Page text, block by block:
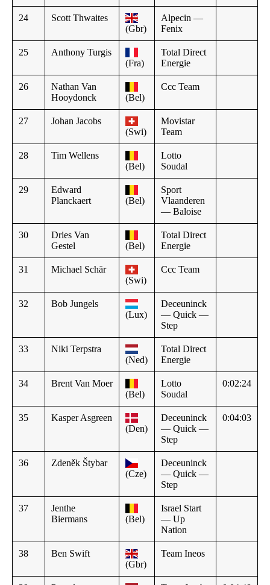
24
Scott Thwaites
(Gbr)
Alpecin —
Fenix
25
Anthony Turgis
(Fra)
Total Direct
Energie
26
Nathan Van
Hooydonck
(Bel)
Ccc Team
27
Johan Jacobs
(Swi)
Movistar
Team
28
Tim Wellens
(Bel)
Lotto
Soudal
29
Edward
Planckaert
(Bel)
Sport
Vlaanderen
— Baloise
30
Dries Van
Gestel
(Bel)
Total Direct
Energie
31
Michael Schär
(Swi)
Ccc Team
32
Bob Jungels
(Lux)
Deceuninck
— Quick —
Step
33
Niki Terpstra
(Ned)
Total Direct
Energie
34
Brent Van Moer
(Bel)
Lotto
Soudal
0:02:24
35
Kasper Asgreen
(Den)
Deceuninck
— Quick —
Step
0:04:03
36
Zdeněk Štybar
(Cze)
Deceuninck
— Quick —
Step
37
Jenthe
Biermans
(Bel)
Israel Start
— Up
Nation
38
Ben Swift
(Gbr)
Team Ineos